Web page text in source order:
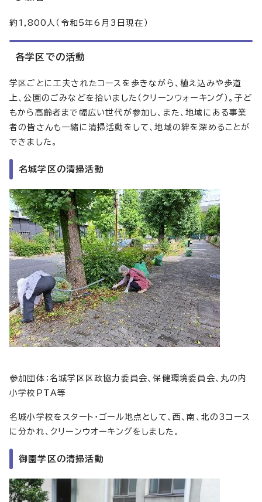
約1,800人（令和5年6月3日現在）
各学区での活動
学区ごとに工夫されたコースを歩きながら、植え込みや歩道
上、公園のごみなどを拾いました（クリーンウォーキング）。子ど
もから高齢者まで幅広い世代が参加し、また、地域にある事業
者の皆さんも一緒に清掃活動をして、地域の絆を深めることが
できました。
名城学区の清掃活動
参加団体：名城学区区政協力委員会、保健環境委員会、丸の内
小学校PTA等
名城小学校をスタート・ゴール地点として、西、南、北の3コース
に分かれ、クリーンウオーキングをしました。
御園学区の清掃活動